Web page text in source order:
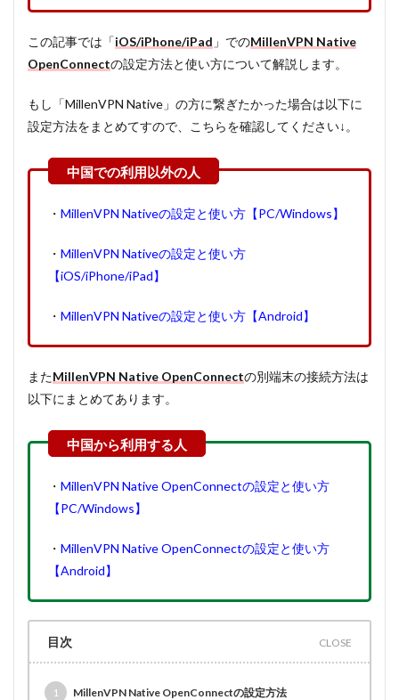
この記事では「iOS/iPhone/iPad 」でのMillenVPN Native
OpenConnectの設定方法と使い方について解説します。
もし「MillenVPN Native」の方に繋ぎたかった場合は以下に
設定方法をまとめてすので、こちらを確認してください↓。
・ MillenVPN Nativeの設定と使い方【PC/Windows】
・ MillenVPN Nativeの設定と使い方
【iOS/iPhone/iPad】
・ MillenVPN Nativeの設定と使い方【Android】
またMillenVPN Native OpenConnectの別端末の接続方法は
以下にまとめてあります。
・ MillenVPN Native OpenConnectの設定と使い方
【PC/Windows】
・ MillenVPN Native OpenConnectの設定と使い方
【Android】
目次
1
MillenVPN Native OpenConnectの設定方法